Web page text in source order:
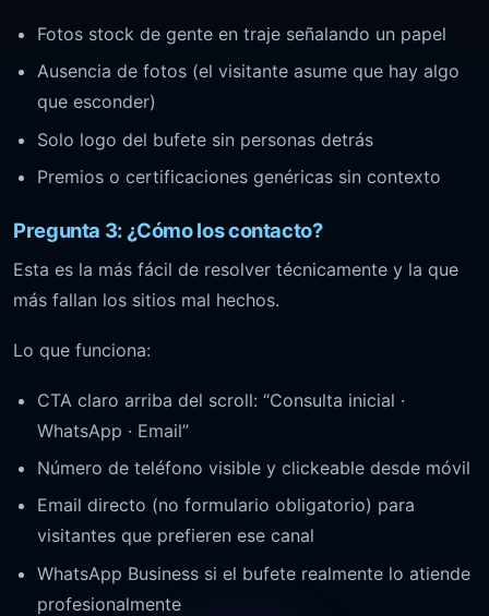
Fotos stock de gente en traje señalando un papel
Ausencia de fotos (el visitante asume que hay algo
que esconder)
Solo logo del bufete sin personas detrás
Premios o certificaciones genéricas sin contexto
Pregunta 3: ¿Cómo los contacto?
Esta es la más fácil de resolver técnicamente y la que
más fallan los sitios mal hechos.
Lo que funciona:
CTA claro arriba del scroll: “Consulta inicial ·
WhatsApp · Email”
Número de teléfono visible y clickeable desde móvil
Email directo (no formulario obligatorio) para
visitantes que prefieren ese canal
WhatsApp Business si el bufete realmente lo atiende
profesionalmente